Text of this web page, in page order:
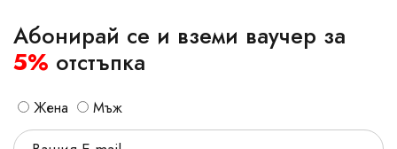
Абонирай се и вземи ваучер за
5% отстъпка
Жена Мъж